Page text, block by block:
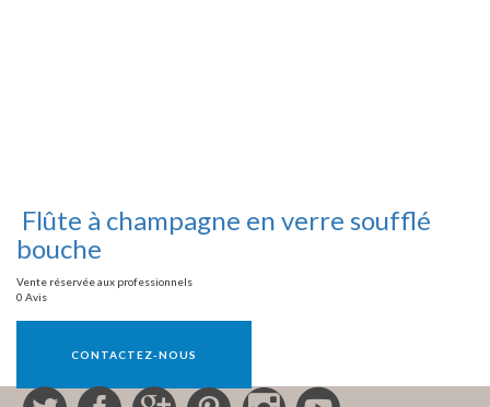
Flûte à champagne en verre soufflé
bouche
Vente réservée aux professionnels
0 Avis
CONTACTEZ-NOUS